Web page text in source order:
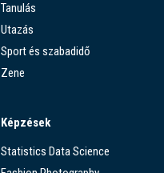
Tanulás
Utazás
Sport és szabadidő
Zene
Képzések
Statistics Data Science